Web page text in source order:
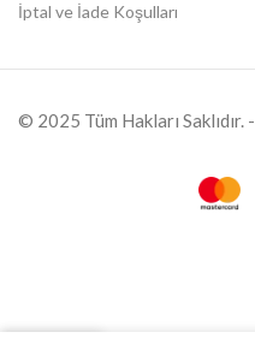
İptal ve İade Koşulları
© 2025 Tüm Hakları Saklıdır. -